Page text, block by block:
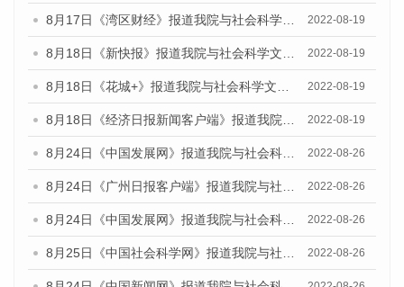
8月17日《湾区财经》报道我院与社会科学文献出版社联合发布的《广州蓝皮书：广州经济发展报告（2022）》的媒体文章 2022-08-19
8月18日《新快报》报道我院与社会科学文献出版社联合发布的《广州蓝皮书：广州经济发展报告（2022）》的媒体文章 2022-08-19
8月18日《花城+》报道我院与社会科学文献出版社联合发布的《广州蓝皮书：广州经济发展报告（2022）》的媒体文章 2022-08-19
8月18日《经济日报新闻客户端》报道我院与社会科学文献出版社联合发布的《广州蓝皮书：广州经济发展报告（2022）》的媒体文章 2022-08-19
8月24日《中国发展网》报道我院与社会科学文献出版社联合发布《广州蓝皮书：广州城市国际化发展报告（2022）》的媒体文章 2022-08-26
8月24日《广州日报客户端》报道我院与社会科学文献出版社联合发布《广州蓝皮书：广州城市国际化发展报告（2022）》的媒体文章 2022-08-26
8月24日《中国发展网》报道我院与社会科学文献出版社联合发布《广州蓝皮书：广州城市国际化发展报告（2022）》的媒体文章 2022-08-26
8月25日《中国社会科学网》报道我院与社会科学文献出版社联合发布《广州蓝皮书：广州城市国际化发展报告（2022）》的媒体文章 2022-08-26